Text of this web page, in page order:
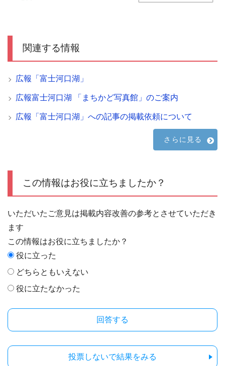
関連する情報
広報「富士河口湖」
広報富士河口湖 「まちかど写真館」のご案内
広報「富士河口湖」への記事の掲載依頼について
さらに見る
この情報はお役に立ちましたか？
いただいたご意見は掲載内容改善の参考とさせていただき
ます
この情報はお役に立ちましたか？
役に立った
どちらともいえない
役に立たなかった
投票しないで結果をみる